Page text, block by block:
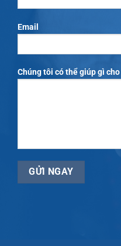
Email
Chúng tôi có thể giúp gì